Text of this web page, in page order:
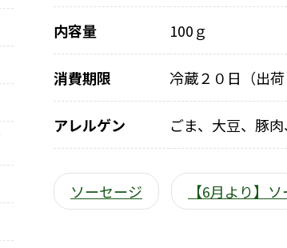
内容量 100ｇ
消費期限 冷蔵２０日（出荷
アレルゲン ごま、大豆、豚
ソーセージ 【6月より】